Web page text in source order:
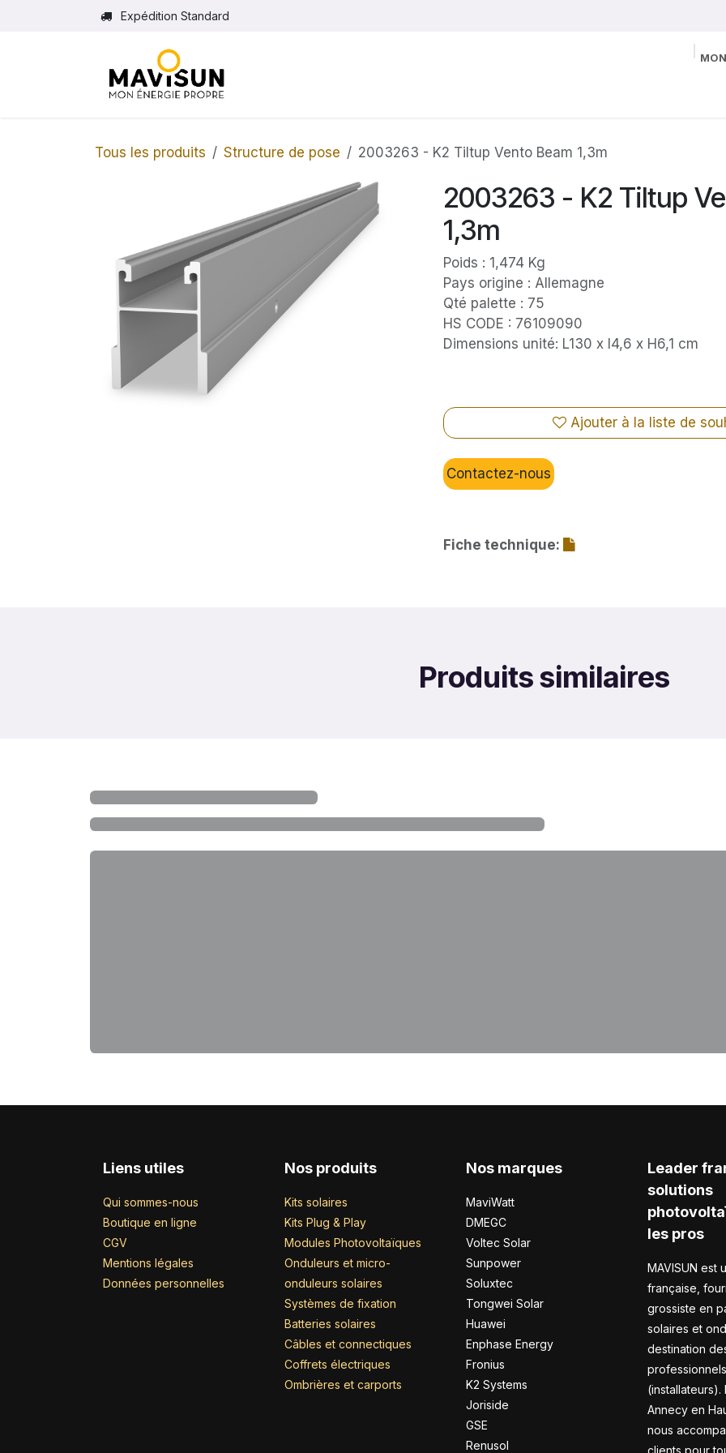
Se rendre au contenuExpédition Standard
Tous les produits Structure de pose 2003263 - K2 Tiltup Vento Beam 1,3m
2003263 - K2 Tiltup
1,3m
Poids : 1,474 Kg
Pays origine : Allemagne
Qté palette : 75
HS CODE : 76109090
Dimensions unité: L130 x l4,6 x H6,1 cm
Ajouter à la liste de
Contactez-nous
Fiche technique:
Produits similaires
Liens utiles
Qui sommes-nous
Boutique en ligne
CGV
Mentions légales
Données personnelles
Nos produits
Kits solaires
Kits Plug & Play
Modules Photovoltaïques
Onduleurs et micro-
onduleurs solaires
Systèmes de fixation
Batteries solaires
Câbles et connectiques
Coffrets électriques
Ombrières et carports
Nos marques
MaviWatt
DMEGC
Voltec Solar
Sunpower
Soluxtec
Tongwei Solar
Huawei
Enphase Energy
Fronius
K2 Systems
Joriside
GSE
Renusol
Leader
solutions
les pros
MAVISUN est
française,
grossiste en
solaires et
destination
(installateurs).
Annecy en
nous